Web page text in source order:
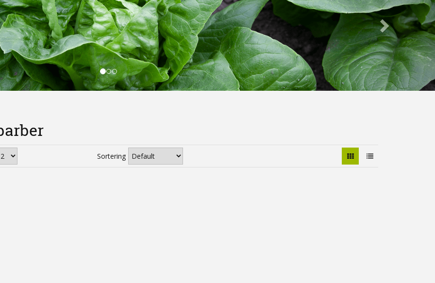
Sortering